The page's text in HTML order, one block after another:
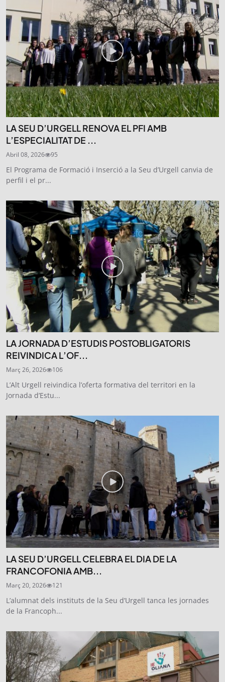
LA SEU D’URGELL RENOVA EL PFI AMB
L’ESPECIALITAT DE ...
Abril 08, 2026 95
El Programa de Formació i Inserció a la Seu d’Urgell canvia de
perfil i el pr...
LA JORNADA D’ESTUDIS POSTOBLIGATORIS
REIVINDICA L’OF...
Març 26, 2026 106
L’Alt Urgell reivindica l’oferta formativa del territori en la
Jornada d’Estu...
LA SEU D’URGELL CELEBRA EL DIA DE LA
FRANCOFONIA AMB...
Març 20, 2026 121
L’alumnat dels instituts de la Seu d’Urgell tanca les jornades
de la Francoph...
SUBSCRIU-TE